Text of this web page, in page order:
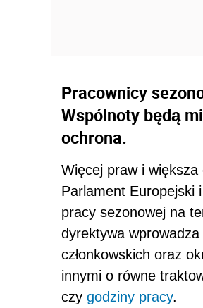
Pracownicy
Wspólnoty będą
ochrona.
Więcej praw i
Parlament Europejski
pracy sezonowej na
dyrektywa
członkowskich oraz
innymi o równe
czy godziny pracy.